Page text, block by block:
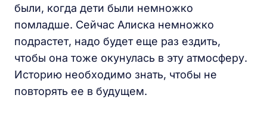
были, когда дети были немножко
помладше. Сейчас Алиска немножко
подрастет, надо будет еще раз ездить,
чтобы она тоже окунулась в эту атмосферу.
Историю необходимо знать, чтобы не
повторять ее в будущем.